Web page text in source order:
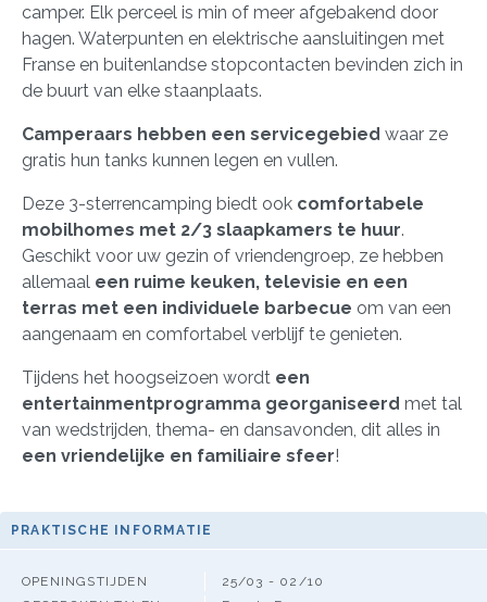
camper. Elk perceel is min of meer afgebakend door
hagen. Waterpunten en elektrische aansluitingen met
Franse en buitenlandse stopcontacten bevinden zich in
de buurt van elke staanplaats.
Camperaars hebben een servicegebied waar ze
gratis hun tanks kunnen legen en vullen.
Deze 3-sterrencamping biedt ook comfortabele
mobilhomes met 2/3 slaapkamers te huur.
Geschikt voor uw gezin of vriendengroep, ze hebben
allemaal een ruime keuken, televisie en een
terras met een individuele barbecue om van een
aangenaam en comfortabel verblijf te genieten.
Tijdens het hoogseizoen wordt een
entertainmentprogramma georganiseerd met tal
van wedstrijden, thema- en dansavonden, dit alles in
een vriendelijke en familiaire sfeer!
PRAKTISCHE INFORMATIE
OPENINGSTIJDEN
25/03 - 02/10